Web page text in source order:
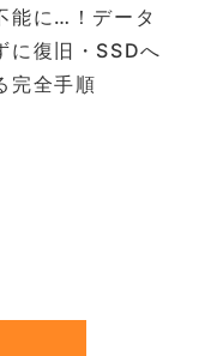
能に…！データ
に復旧・SSDへ
完全手順